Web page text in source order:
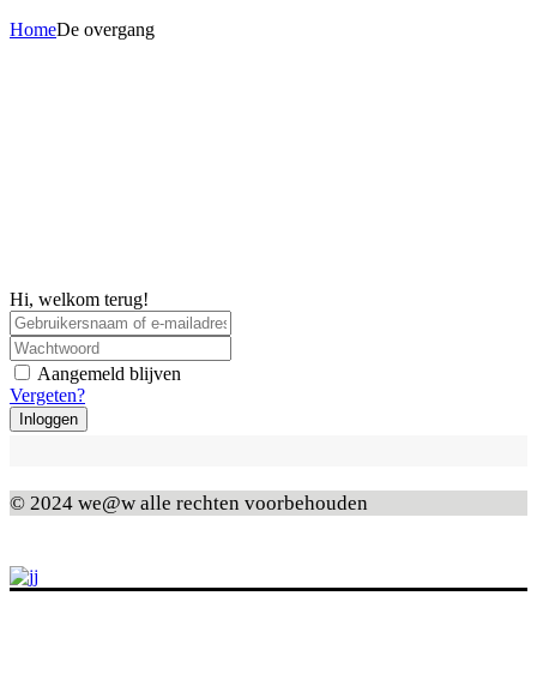
HomeDe overgang
Hi, welkom terug!
Aangemeld blijven
Vergeten?
Inloggen
© 2024 we@w alle rechten voorbehouden